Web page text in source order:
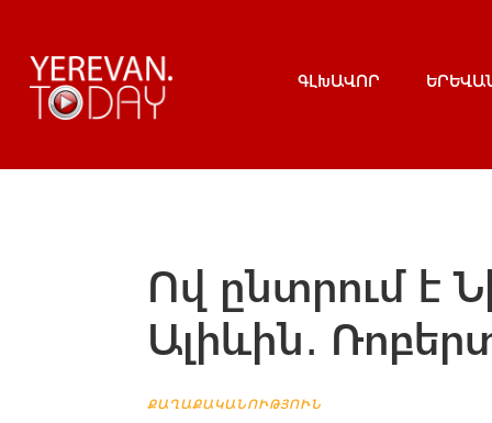
ԳԼԽԱՎՈՐ
Ով ընտրում է
Ալիևին․
ՔԱՂԱՔԱԿԱՆՈՒԹՅՈՒՆ